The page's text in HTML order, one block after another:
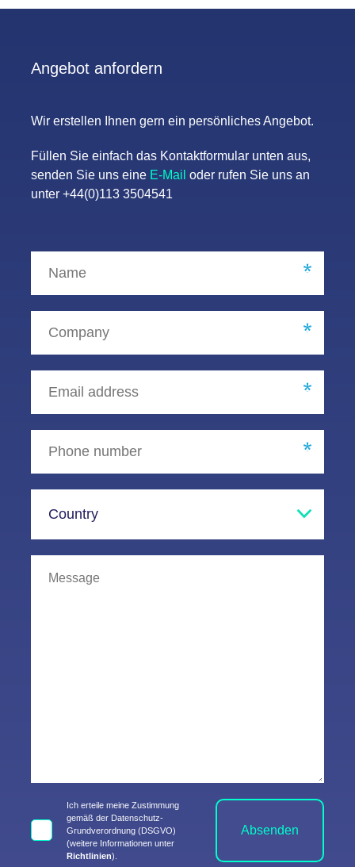
Angebot anfordern
Wir erstellen Ihnen gern ein persönliches Angebot.
Füllen Sie einfach das Kontaktformular unten aus,
senden Sie uns eine E-Mail oder rufen Sie uns an
unter +44(0)113 3504541
Ich erteile meine Zustimmung
gemäß der Datenschutz-
Grundverordnung (DSGVO)
(weitere Informationen unter
Richtlinien).
Absenden